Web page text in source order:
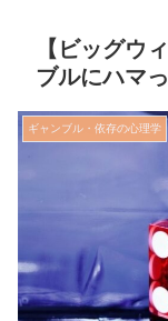
【ビッグウ
ブルにハマ
ギャンブル・依存の心理学